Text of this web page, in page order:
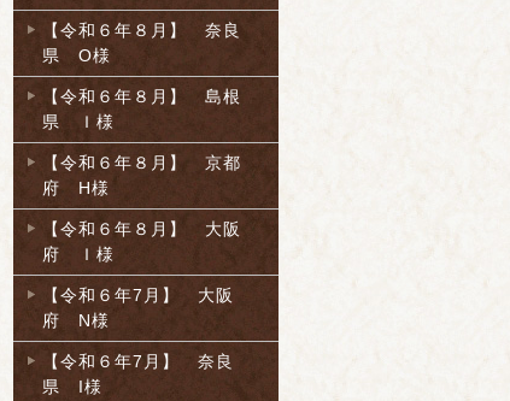
【令和６年８月】 奈良
県 O様
【令和６年８月】 島根
県 Ｉ様
【令和６年８月】 京都
府 H様
【令和６年８月】 大阪
府 Ｉ様
【令和６年7月】 大阪
府 N様
【令和６年7月】 奈良
県 I様